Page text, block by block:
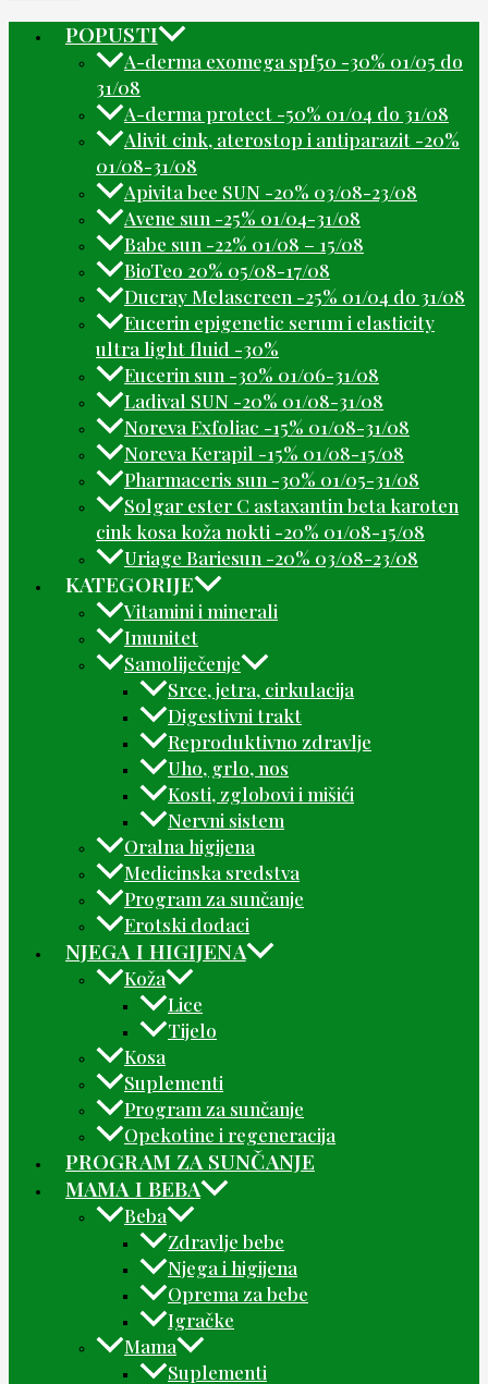
POPUSTI
A-derma exomega spf50 -30% 01/05 do
31/08
A-derma protect -50% 01/04 do 31/08
Alivit cink, aterostop i antiparazit -20%
01/08-31/08
Apivita bee SUN -20% 03/08-23/08
Avene sun -25% 01/04-31/08
Babe sun -22% 01/08 – 15/08
BioTeo 20% 05/08-17/08
Ducray Melascreen -25% 01/04 do 31/08
Eucerin epigenetic serum i elasticity
ultra light fluid -30%
Eucerin sun -30% 01/06-31/08
Ladival SUN -20% 01/08-31/08
Noreva Exfoliac -15% 01/08-31/08
Noreva Kerapil -15% 01/08-15/08
Pharmaceris sun -30% 01/05-31/08
Solgar ester C astaxantin beta karoten
cink kosa koža nokti -20% 01/08-15/08
Uriage Bariesun -20% 03/08-23/08
KATEGORIJE
Vitamini i minerali
Imunitet
Samoliječenje
Srce, jetra, cirkulacija
Digestivni trakt
Reproduktivno zdravlje
Uho, grlo, nos
Kosti, zglobovi i mišići
Nervni sistem
Oralna higijena
Medicinska sredstva
Program za sunčanje
Erotski dodaci
NJEGA I HIGIJENA
Koža
Lice
Tijelo
Kosa
Suplementi
Program za sunčanje
Opekotine i regeneracija
PROGRAM ZA SUNČANJE
MAMA I BEBA
Beba
Zdravlje bebe
Njega i higijena
Oprema za bebe
Igračke
Mama
Suplementi